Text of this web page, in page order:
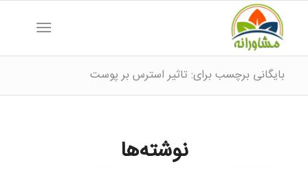
بایگانی برچسب برای: تاثیر استرس بر پوست
نوشته‌ها